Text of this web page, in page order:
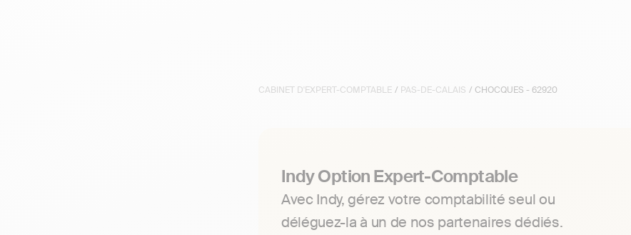
CABINET D'EXPERT-COMPTABLE / PAS-DE-CALAIS / CHOCQUES - 62920
Indy Option Expert-Comptable
Avec Indy, gérez votre comptabilité seul ou
déléguez-la à un de nos partenaires dédiés.